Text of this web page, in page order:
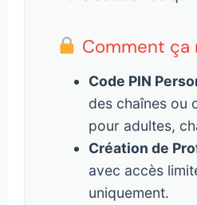
Comment ça
Code PIN
des chaînes ou
pour adultes,
Création de
avec accès
uniquement.